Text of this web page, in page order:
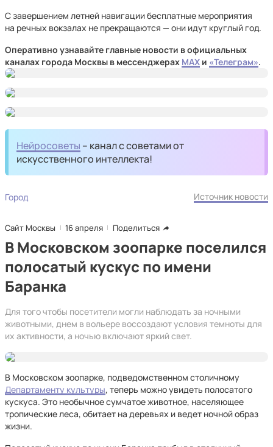
С завершением летней навигации бесплатные мероприятия
на речных вокзалах не прекращаются — они идут круглый год.
Оперативно узнавайте главные новости в официальных
каналах города Москвы в мессенджерах MAX и «Телеграм».
Нейросоветы – канал с советами от
искусственного интеллекта!
Город Источник новости
Сайт Москвы 16 апреля Поделиться
В Московском зоопарке поселился
полосатый кускус по имени
Баранка
Для того чтобы посетители могли наблюдать за ночными
животными, днем в вольере воссоздают условия темноты для
их активности, а ночью включают яркий свет.
В Московском зоопарке, подведомственном столичному
Департаменту культуры, теперь можно увидеть полосатого
кускуса. Это необычное сумчатое животное, населяющее
тропические леса, обитает на деревьях и ведет ночной образ
жизни.